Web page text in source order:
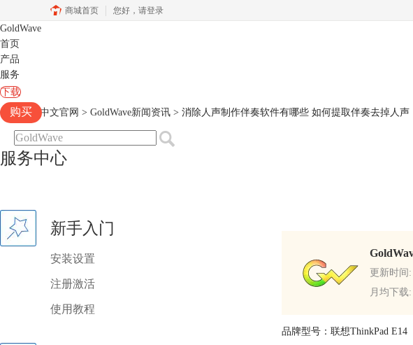
商城首页 您好， 请登录
GoldWave
首页
产品
服务
下载
购买
Goldwave中文官网 > GoldWave新闻资讯 > 消除人声制作伴奏软件有哪些 如何提取伴奏去掉人声
服务中心
新手入门
安装设置
注册激活
使用教程
更新时间
月均下载
品牌型号：联想ThinkPad E14